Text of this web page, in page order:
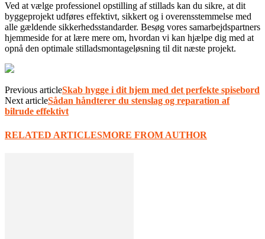
Ved at vælge professionel opstilling af stillads kan du sikre, at dit
byggeprojekt udføres effektivt, sikkert og i overensstemmelse med
alle gældende sikkerhedsstandarder. Besøg vores samarbejdspartners
hjemmeside for at lære mere om, hvordan vi kan hjælpe dig med at
opnå den optimale stilladsmontageløsning til dit næste projekt.
Previous articleSkab hygge i dit hjem med det perfekte spisebord
Next articleSådan håndterer du stenslag og reparation af
bilrude effektivt
RELATED ARTICLESMORE FROM AUTHOR